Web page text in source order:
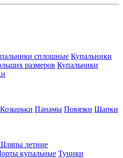
сплошные Купальники
размеров Купальники
Козырьки Панамы Повязки Шапки
летние
купальные Туники